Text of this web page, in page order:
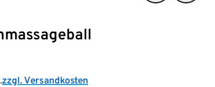
zzgl. Versandkosten